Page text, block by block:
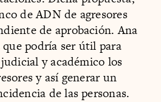
de ADN de agresores
de aprobación. Ana
que podría ser útil para
y académico los
y así generar un
de las personas.